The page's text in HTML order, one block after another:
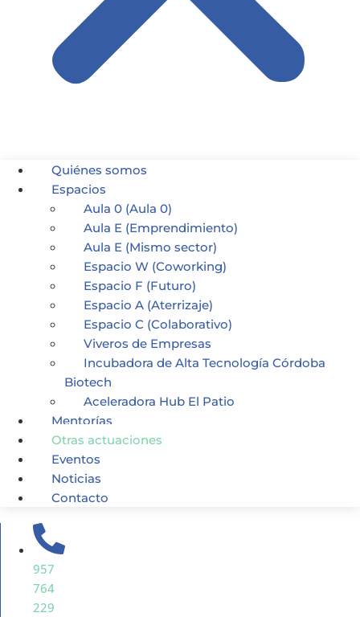
Quiénes somos
Espacios
Aula 0 (Aula 0)
Aula E (Emprendimiento)
Aula E (Mismo sector)
Espacio W (Coworking)
Espacio F (Futuro)
Espacio A (Aterrizaje)
Espacio C (Colaborativo)
Viveros de Empresas
Incubadora de Alta Tecnología Córdoba
Biotech
Aceleradora Hub El Patio
Mentorías
Otras actuaciones
Eventos
Noticias
Contacto
957
764
229